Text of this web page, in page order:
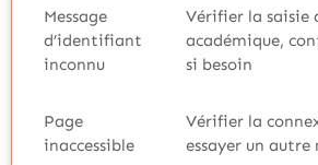
Message
d’identifiant
inconnu
Vérifier la saisie
académique,
si besoin
Page
inaccessible
Vérifier la
essayer un